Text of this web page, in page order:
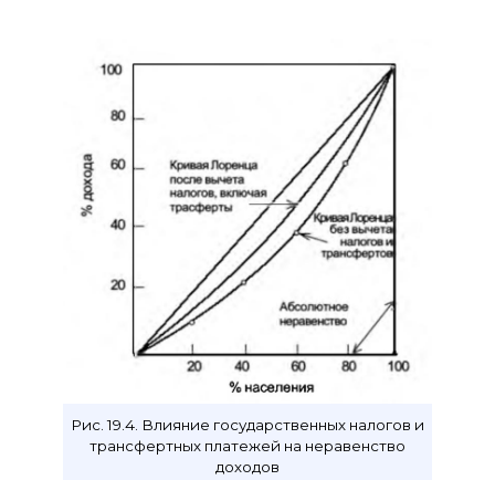
Рис. 19.4. Влияние государственных налогов и
трансфертных платежей на неравенство
доходов